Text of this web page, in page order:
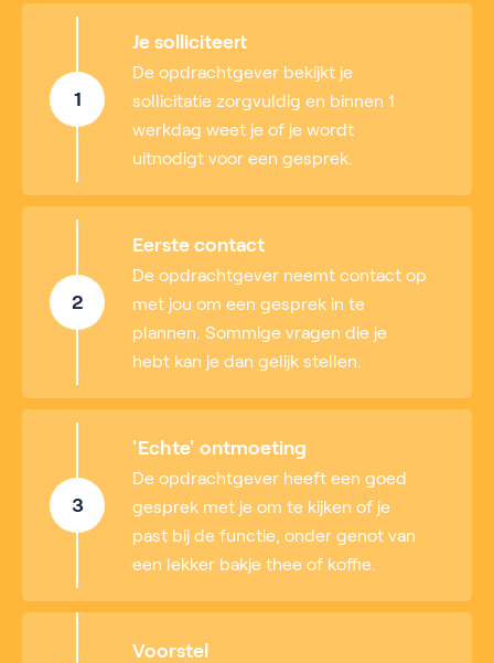
1
Je solliciteert
De opdrachtgever bekijkt je
sollicitatie zorgvuldig en binnen 1
werkdag weet je of je wordt
uitnodigt voor een gesprek.
2
Eerste contact
De opdrachtgever neemt contact op
met jou om een gesprek in te
plannen. Sommige vragen die je
hebt kan je dan gelijk stellen.
3
'Echte' ontmoeting
De opdrachtgever heeft een goed
gesprek met je om te kijken of je
past bij de functie, onder genot van
een lekker bakje thee of koffie.
Voorstel